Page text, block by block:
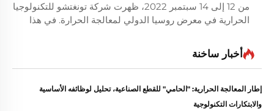
من 12 إلى 14 سبتمبر 2022، ظهرت شركة تونغتشو للتكنولوجيا
الحرارية في معرض روسيا الدولي لمعالجة الحرارة. في هذا
للشركة، وتم إجراء مناقشات عميقة...
أخبار ساخنة
إطار المعالجة الحرارية: "الحامي" للقطع الصناعية، تحليل لوظائفه الأساسية
والابتكارات التكنولوجية